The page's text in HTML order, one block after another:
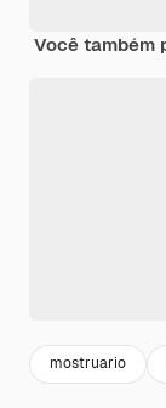
Você também
mostruario